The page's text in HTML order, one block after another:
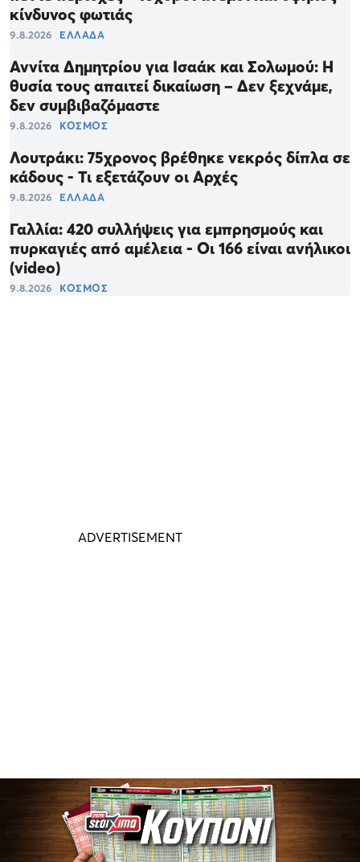
κίνδυνος φωτιάς
9.8.2026 ΕΛΛΑΔΑ
Αννίτα Δημητρίου για Ισαάκ και Σολωμού: Η
θυσία τους απαιτεί δικαίωση – Δεν ξεχνάμε,
δεν συμβιβαζόμαστε
9.8.2026 ΚΟΣΜΟΣ
Λουτράκι: 75χρονος βρέθηκε νεκρός δίπλα σε
κάδους - Τι εξετάζουν οι Αρχές
9.8.2026 ΕΛΛΑΔΑ
Γαλλία: 420 συλλήψεις για εμπρησμούς και
πυρκαγιές από αμέλεια - Οι 166 είναι ανήλικοι
(video)
9.8.2026 ΚΟΣΜΟΣ